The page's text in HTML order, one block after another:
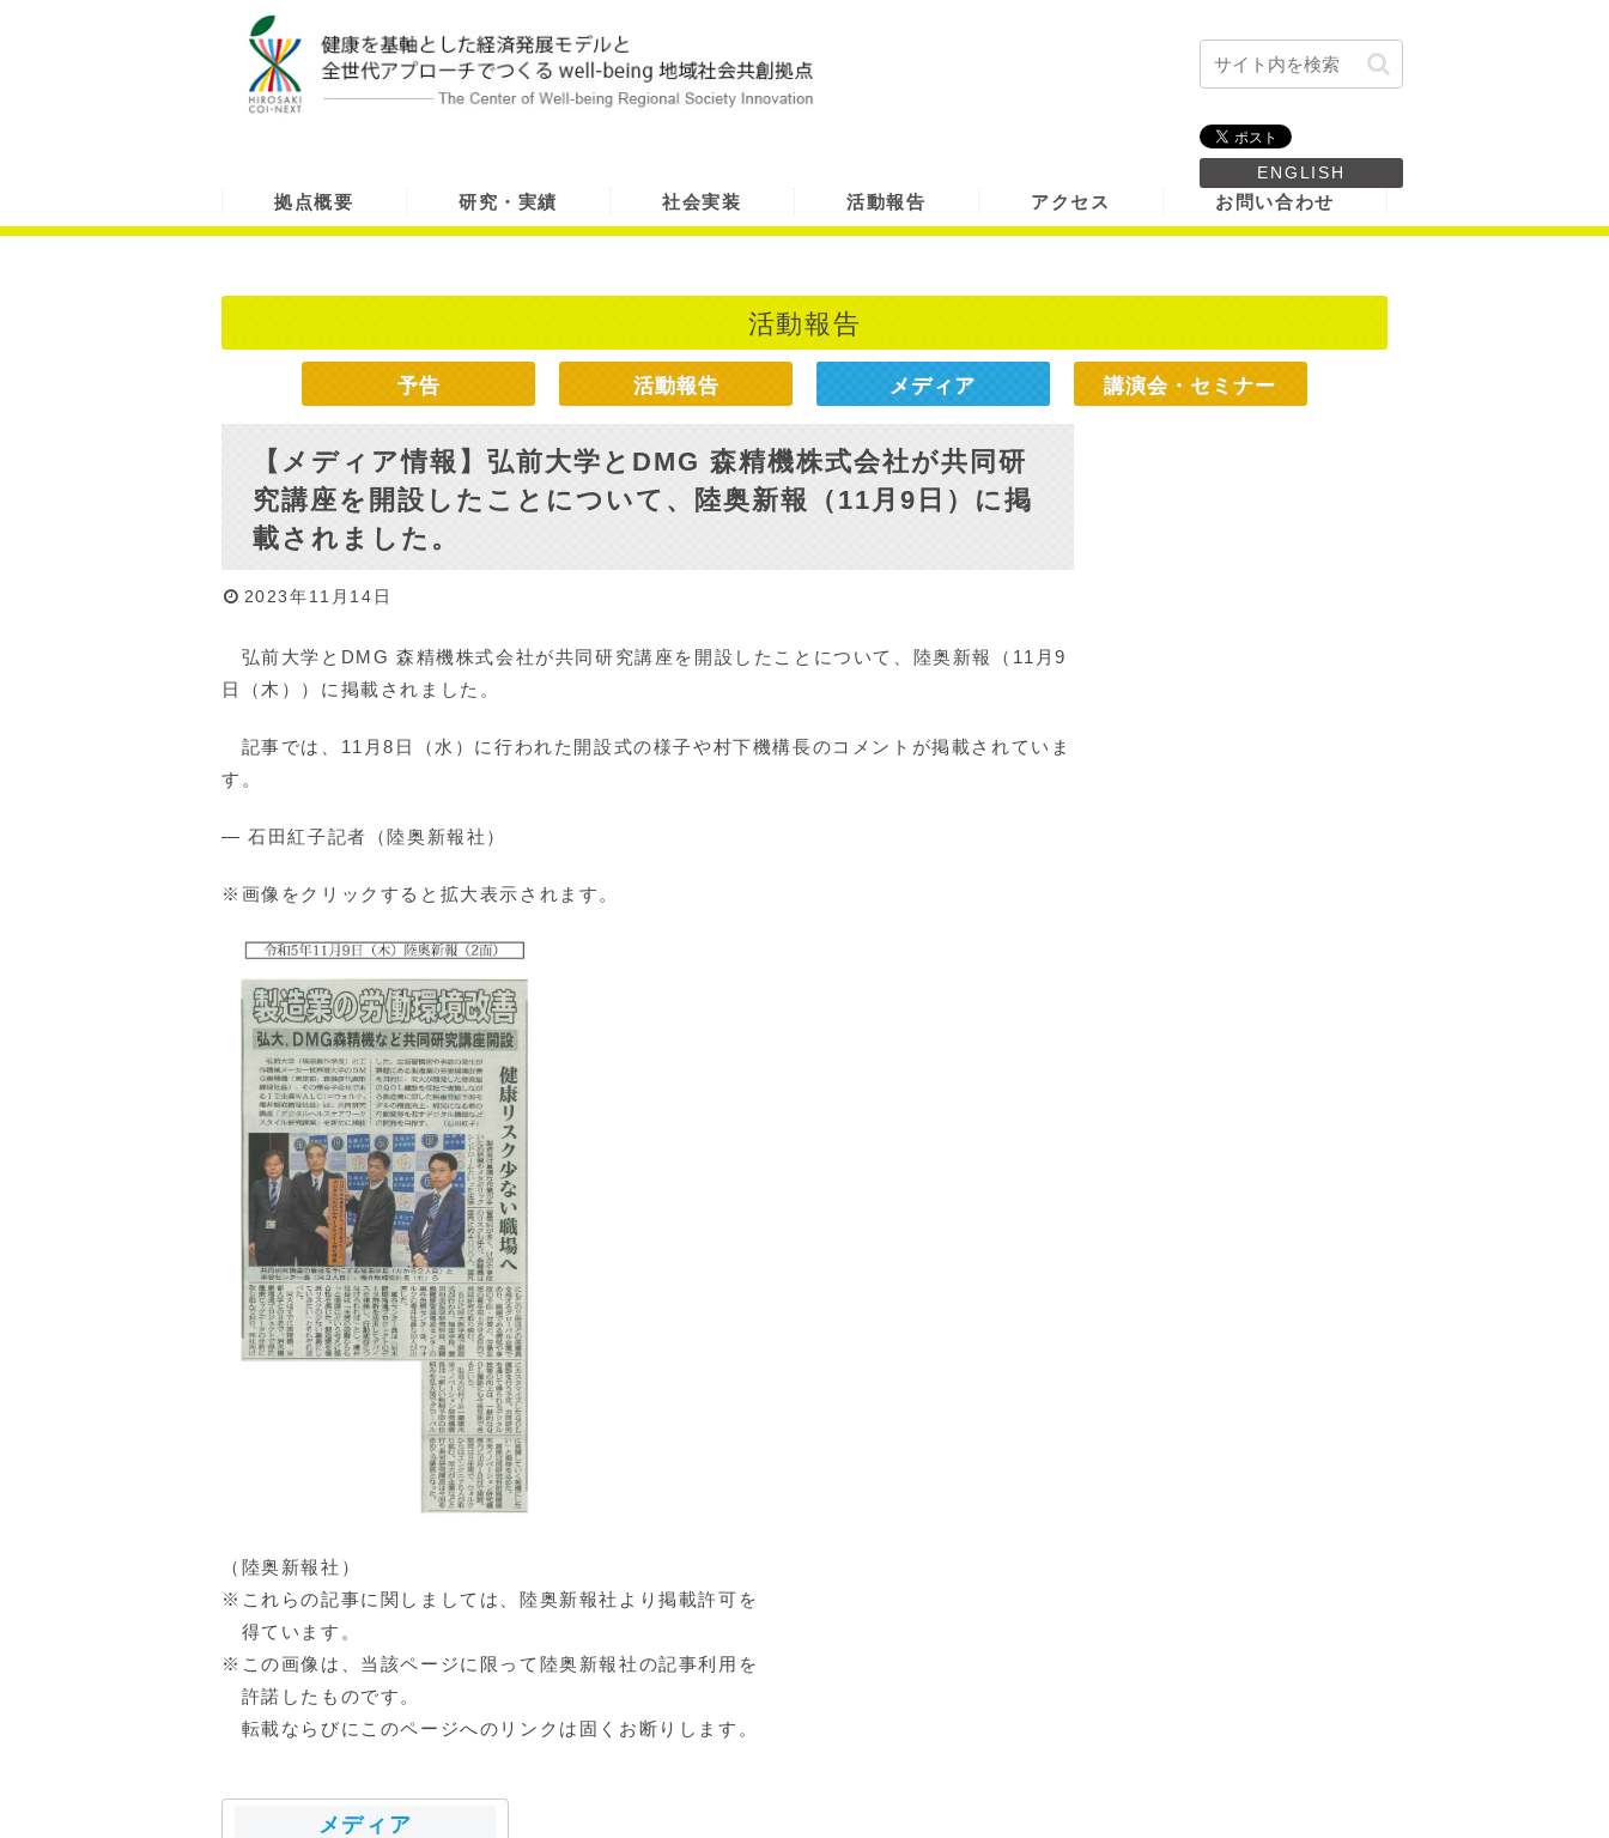
ENGLISH
拠点概要 研究・実績 社会実装 活動報告 アクセス お問い合わせ
活動報告
予告 活動報告 メディア 講演会・セミナー
【メディア情報】弘前大学とDMG 森精機株式会社が共同研
究講座を開設したことについて、陸奥新報（11月9日）に掲
載されました。
2023年11月14日
弘前大学とDMG 森精機株式会社が共同研究講座を開設したことについて、陸奥新報（11月9
日（木））に掲載されました。
記事では、11月8日（水）に行われた開設式の様子や村下機構長のコメントが掲載されていま
す。
― 石田紅子記者（陸奥新報社）
※画像をクリックすると拡大表示されます。
（陸奥新報社）
※これらの記事に関しましては、陸奥新報社より掲載許可を
得ています。
※この画像は、当該ページに限って陸奥新報社の記事利用を
許諾したものです。
転載ならびにこのページへのリンクは固くお断りします。
メディア